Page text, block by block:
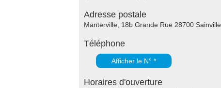
Adresse postale
Manterville, 18b Grande Rue 28700 Sainville
Téléphone
Afficher le N° *
Horaires d'ouverture